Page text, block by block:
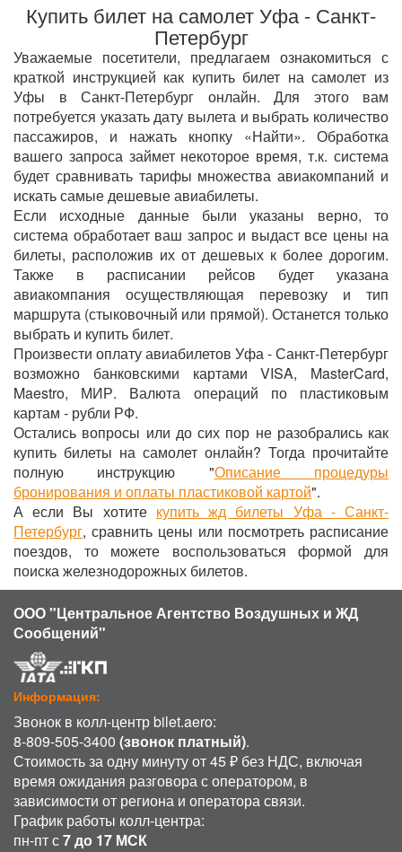
Купить билет на самолет Уфа - Санкт-
Петербург
Уважаемые посетители, предлагаем ознакомиться с
краткой инструкцией как купить билет на самолет из
Уфы в Санкт-Петербург онлайн. Для этого вам
потребуется указать дату вылета и выбрать количество
пассажиров, и нажать кнопку «Найти». Обработка
вашего запроса займет некоторое время, т.к. система
будет сравнивать тарифы множества авиакомпаний и
искать самые дешевые авиабилеты.
Если исходные данные были указаны верно, то
система обработает ваш запрос и выдаст все цены на
билеты, расположив их от дешевых к более дорогим.
Также в расписании рейсов будет указана
авиакомпания осуществляющая перевозку и тип
маршрута (стыковочный или прямой). Останется только
выбрать и купить билет.
Произвести оплату авиабилетов Уфа - Санкт-Петербург
возможно банковскими картами VISA, MasterCard,
Maestro, МИР. Валюта операций по пластиковым
картам - рубли РФ.
Остались вопросы или до сих пор не разобрались как
купить билеты на самолет онлайн? Тогда прочитайте
полную инструкцию "Описание процедуры
бронирования и оплаты пластиковой картой".
А если Вы хотите купить жд билеты Уфа - Санкт-
Петербург, сравнить цены или посмотреть расписание
поездов, то можете воспользоваться формой для
поиска железнодорожных билетов.
ООО "Центральное Агентство Воздушных и ЖД
Сообщений"
Информация:
Звонок в колл-центр bilet.aero:
8-809-505-3400 (звонок платный).
Стоимость за одну минуту от 45 ₽ без НДС, включая
время ожидания разговора с оператором, в
зависимости от региона и оператора связи.
График работы колл-центра:
пн-пт с7 до 17 МСК